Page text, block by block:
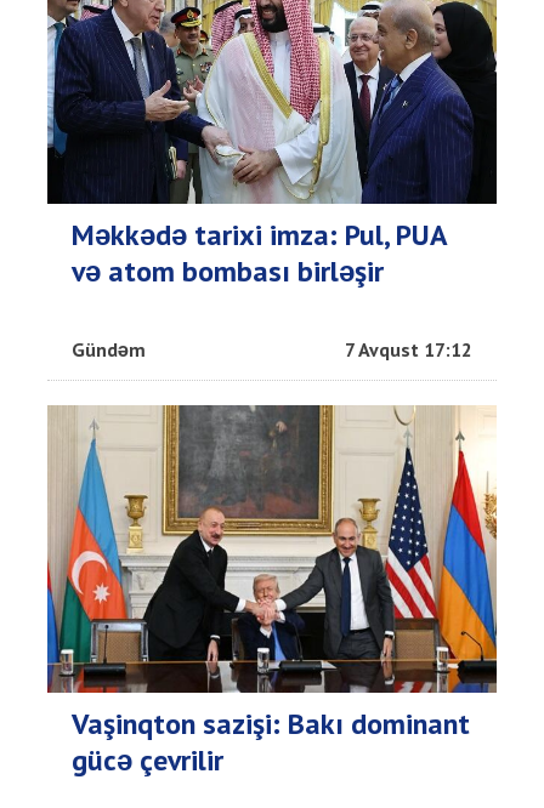
Məkkədə tarixi imza: Pul, PUA
və atom bombası birləşir
Gündəm 7 Avqust 17:12
Vaşinqton sazişi: Bakı dominant
gücə çevrilir